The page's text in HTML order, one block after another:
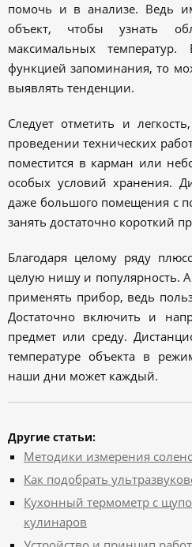
помочь и в анализе. Ведь
объект, чтобы узнать
максимальных
функцией запоминания, то
выявлять тенденции.
Следует отметить и
проведении технических
поместится в карман или
особых условий хранения.
даже большого помещения с
занять достаточно короткий
Благодаря целому ряду
целую нишу и популярность.
применять прибор, ведь
Достаточно включить и
предмет или среду.
температуре объекта в
наши дни может каждый.
Другие статьи:
Методики измерения
Как подобрать
Кухонный термометр с
кулинаров